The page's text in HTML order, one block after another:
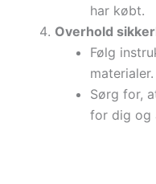
har købt.
Overhold
Følg
materialer.
Sørg for,
for dig og